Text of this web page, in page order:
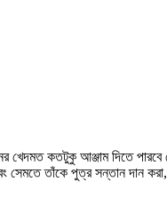
খেদমত কতটুকু আঞ্জাম দিতে
তাঁকে পুত্র সন্তান দান